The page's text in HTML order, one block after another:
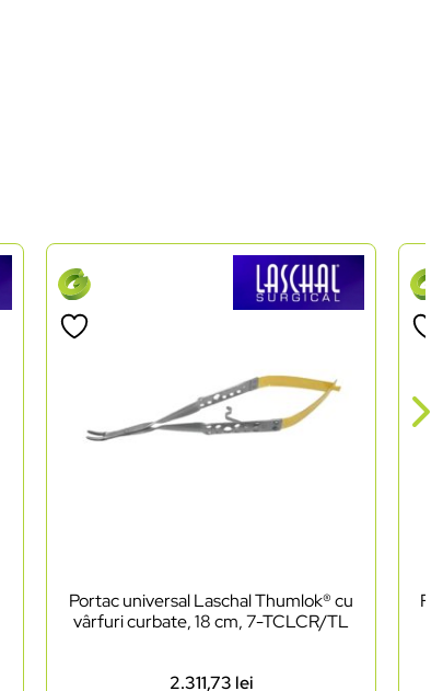
Portac universal Laschal Thumlok® cu
vârfuri curbate, 18 cm, 7-TCLCR/TL
2.311,73 lei